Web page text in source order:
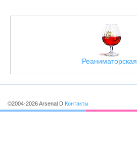
Реаниматорская
©2004-2026 Arsenal D Контакты